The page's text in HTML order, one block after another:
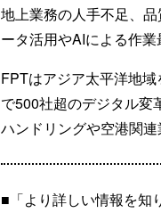
地上業務の人手不足、
ータ活用やAIによる作業
FPTはアジア太平洋地
で500社超のデジタル変
ハンドリングや空港関
■「より詳しい情報を知